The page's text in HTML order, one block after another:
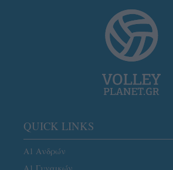
QUICK LINKS
Α1 Ανδρών
Α1 Γυναικών